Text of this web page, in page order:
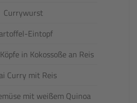
Currywurst
Eintopf
in Kokossoße an Reis
Curry mit Reis
mit weißem Quinoa